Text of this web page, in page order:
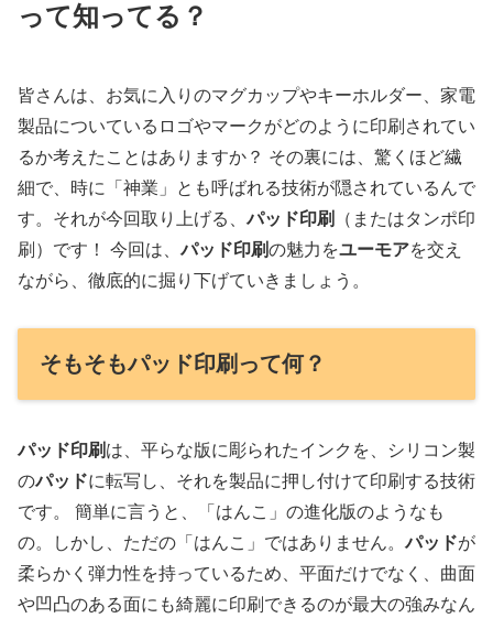
って知ってる？
皆さんは、お気に入りのマグカップやキーホルダー、家電
製品についているロゴやマークがどのように印刷されてい
るか考えたことはありますか？ その裏には、驚くほど繊
細で、時に「神業」とも呼ばれる技術が隠されているんで
す。それが今回取り上げる、パッド印刷
（またはタンポ印
刷）です！ 今回は、パッド印刷の魅力をユーモアを交え
ながら、徹底的に掘り下げていきましょう。
そもそもパッド印刷って何？
パッド印刷 は、平らな版に彫られたインクを、シリコン製
のパッドに転写し、それを製品に押し付けて印刷する技術
です。 簡単に言うと、「はんこ」の進化版のようなも
の。しかし、ただの「はんこ」ではありません。パッドが
柔らかく弾力性を持っているため、平面だけでなく、曲面
や凹凸のある面にも綺麗に印刷できるのが最大の強みなん